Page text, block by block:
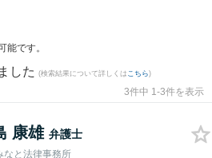
能です。
した (検索結果について詳しくは こちら)
3件中 1-3件を表示
康雄 弁護士
なと法律事務所